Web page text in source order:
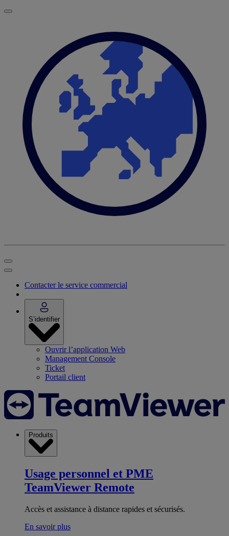
Contacter le service commercial
S’identifier
Ouvrir l’application Web
Management Console
Ticket
Portail client
Produits
Usage personnel et PME
TeamViewer Remote
Accès et assistance à distance rapides et sécurisés.
En savoir plus